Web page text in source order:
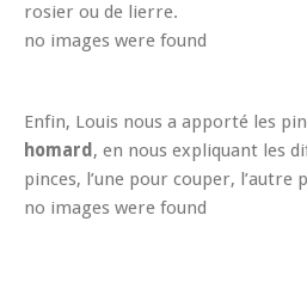
rosier ou de lierre.
no images were found
Enfin, Louis nous a apporté les
homard , en nous expliquant les
pinces, l’une pour couper, l’autre
no images were found